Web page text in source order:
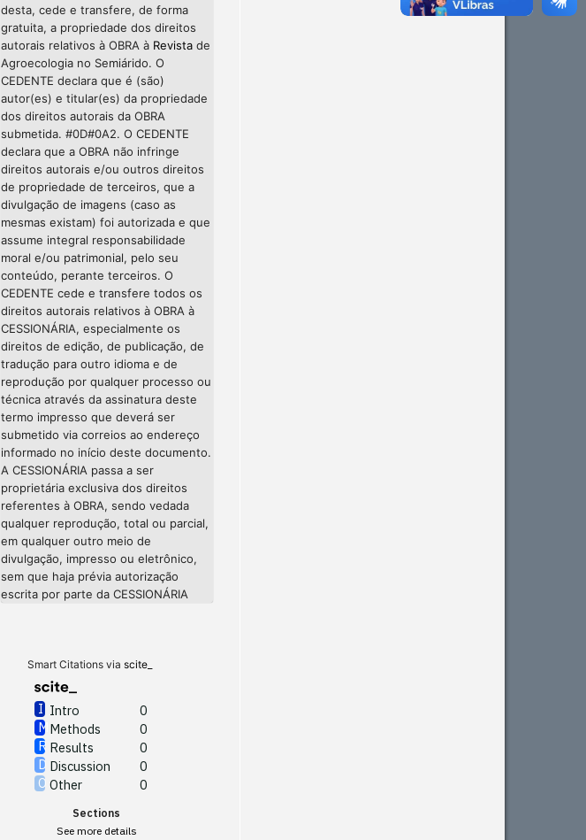
desta, cede e transfere, de forma
gratuita, a propriedade dos direitos
autorais relativos à OBRA à Revista de
Agroecologia no Semiárido. O
CEDENTE declara que é (são)
autor(es) e titular(es) da propriedade
dos direitos autorais da OBRA
submetida. #0D#0A2. O CEDENTE
declara que a OBRA não infringe
direitos autorais e/ou outros direitos
de propriedade de terceiros, que a
divulgação de imagens (caso as
mesmas existam) foi autorizada e que
assume integral responsabilidade
moral e/ou patrimonial, pelo seu
conteúdo, perante terceiros. O
CEDENTE cede e transfere todos os
direitos autorais relativos à OBRA à
CESSIONÁRIA, especialmente os
direitos de edição, de publicação, de
tradução para outro idioma e de
reprodução por qualquer processo ou
técnica através da assinatura deste
termo impresso que deverá ser
submetido via correios ao endereço
informado no início deste documento.
A CESSIONÁRIA passa a ser
proprietária exclusiva dos direitos
referentes à OBRA, sendo vedada
qualquer reprodução, total ou parcial,
em qualquer outro meio de
divulgação, impresso ou eletrônico,
sem que haja prévia autorização
escrita por parte da CESSIONÁRIA
Smart Citations via scite_
Intro
0
Methods
0
Results
0
Discussion
0
Other
0
Sections
See more details
Methods